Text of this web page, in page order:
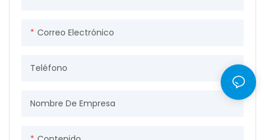
Correo Electrónico
Teléfono
Nombre De Empresa